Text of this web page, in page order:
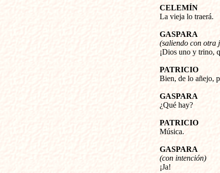
CELEMÍN
La vieja lo traerá.
GASPARA
(saliendo con otra
¡Dios uno y trino,
PATRICIO
Bien, de lo añejo,
GASPARA
¿Qué hay?
PATRICIO
Música.
GASPARA
(con intención)
¡Ja!